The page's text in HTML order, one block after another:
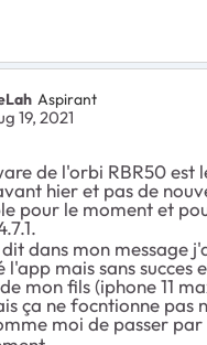
Aspirant
19, 2021
de l'orbi RBR50 est
hier et pas de
pour le moment et
dans mon message
l'app mais sans succes
mon fils (iphone 11
ça ne focntionne pas
moi de passer par